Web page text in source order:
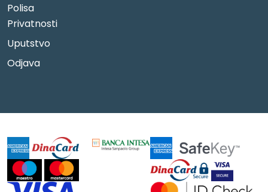
Polisa
Privatnosti
Uputstvo
Odjava